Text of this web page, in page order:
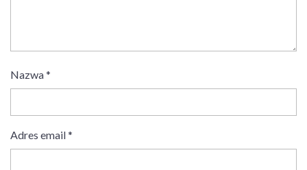
Nazwa*
Adres email*